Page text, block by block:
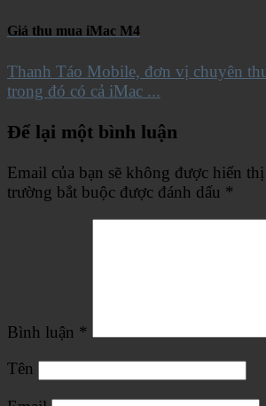
Giá thu mua iMac M4
Thanh Táo Mobile, đơn vị chuyên
trong đó có cả iMac ...
Để lại một bình luận
Email của bạn sẽ không được hiển
trường bắt buộc được đánh dấu *
Bình luận *
Tên